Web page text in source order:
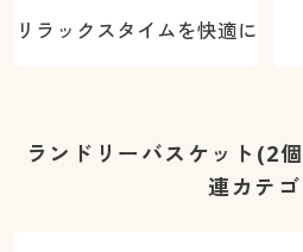
リラックスタイムを快適に
ランドリーバスケット(2
連カテゴ